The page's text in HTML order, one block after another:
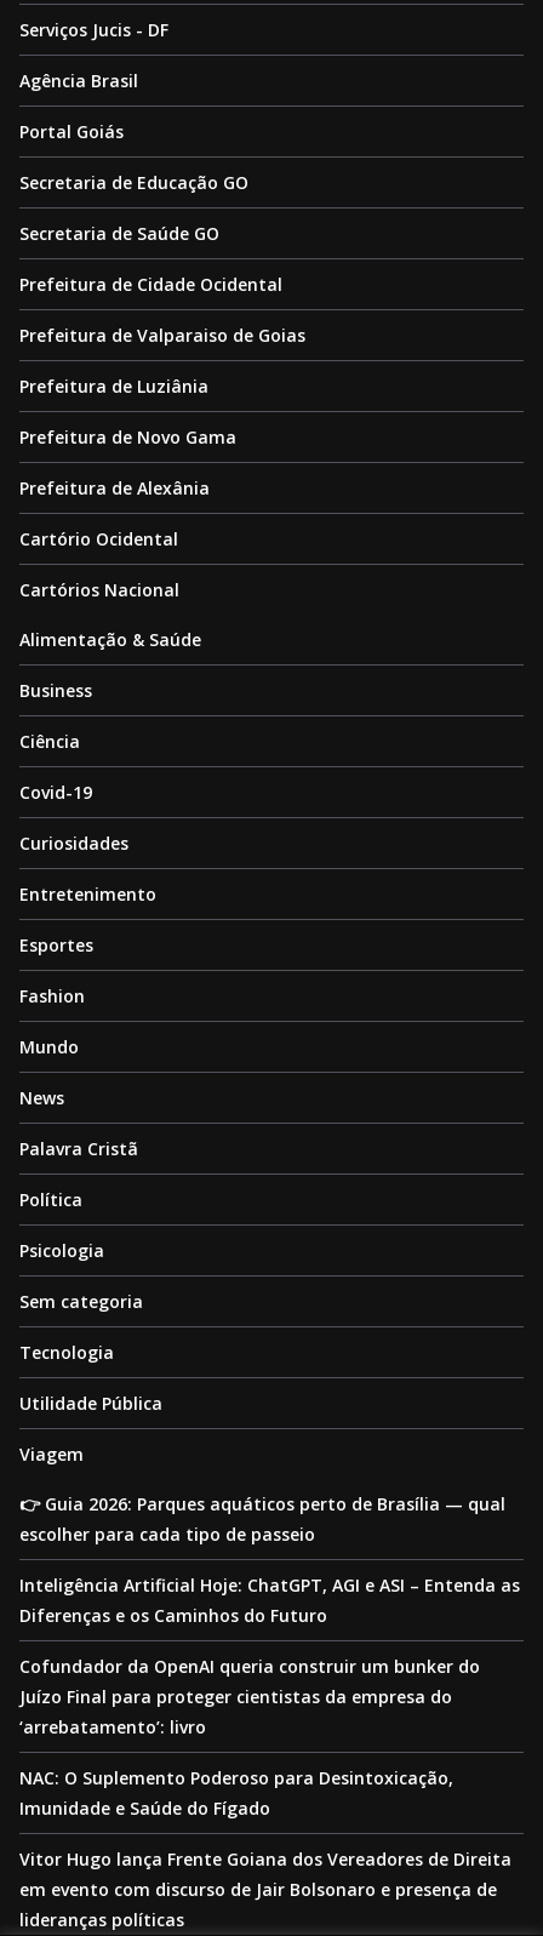
Serviços Jucis - DF
Agência Brasil
Portal Goiás
Secretaria de Educação GO
Secretaria de Saúde GO
Prefeitura de Cidade Ocidental
Prefeitura de Valparaiso de Goias
Prefeitura de Luziânia
Prefeitura de Novo Gama
Prefeitura de Alexânia
Cartório Ocidental
Cartórios Nacional
Alimentação & Saúde
Business
Ciência
Covid-19
Curiosidades
Entretenimento
Esportes
Fashion
Mundo
News
Palavra Cristã
Política
Psicologia
Sem categoria
Tecnologia
Utilidade Pública
Viagem
👉 Guia 2026: Parques aquáticos perto de Brasília — qual
escolher para cada tipo de passeio
Inteligência Artificial Hoje: ChatGPT, AGI e ASI – Entenda as
Diferenças e os Caminhos do Futuro
Cofundador da OpenAI queria construir um bunker do
Juízo Final para proteger cientistas da empresa do
‘arrebatamento’: livro
NAC: O Suplemento Poderoso para Desintoxicação,
Imunidade e Saúde do Fígado
Vitor Hugo lança Frente Goiana dos Vereadores de Direita
em evento com discurso de Jair Bolsonaro e presença de
lideranças políticas